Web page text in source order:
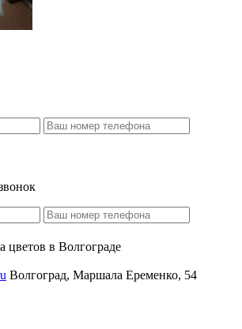
цветов в Волгограде
Волгоград, Маршала Еременко, 54